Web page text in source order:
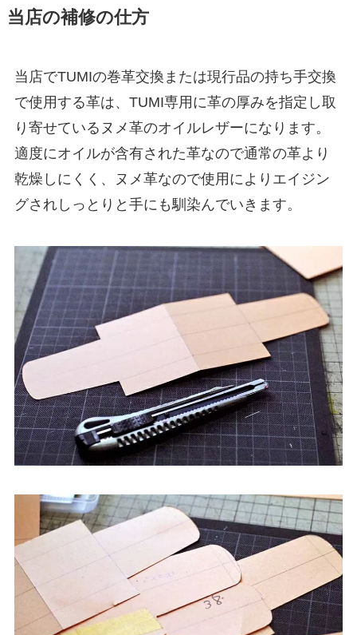
当店の補修の仕方
当店でTUMIの巻革交換または現行品の持ち手交換
で使用する革は、TUMI専用に革の厚みを指定し取
り寄せているヌメ革のオイルレザーになります。
適度にオイルが含有された革なので通常の革より
乾燥しにくく、ヌメ革なので使用によりエイジン
グされしっとりと手にも馴染んでいきます。